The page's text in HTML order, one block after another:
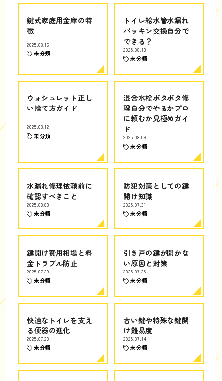
鍵式家庭用金庫の特
徴
2025.08.16
未分類
トイレ給水管水漏れ
パッキン交換自分で
できる？
2025.08.13
未分類
ウォシュレット正し
い捨て方ガイド
2025.08.12
未分類
混合水栓ポタポタ修
理自分でやるかプロ
に頼むか見極めガイ
ド
2025.08.09
未分類
水漏れ修理依頼前に
確認すべきこと
2025.08.03
未分類
防犯対策としての鍵
開け知識
2025.07.31
未分類
鍵開け費用相場と料
金トラブル防止
2025.07.29
未分類
引き戸の鍵が開かな
い原因と対策
2025.07.25
未分類
快適なトイレを支え
る便器の進化
2025.07.20
未分類
古い鍵や特殊な鍵開
け難易度
2025.07.14
未分類